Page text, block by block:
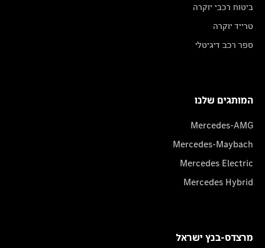
ביטוח רכבי יוקרה
טרייד יוקרה
ספר רכב דיגיטלי
המותגים שלנו
Mercedes-AMG
Mercedes-Maybach
Mercedes Electric
Mercedes Hybrid
מרצדס-בנץ ישראל